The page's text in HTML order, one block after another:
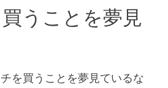
うことを夢見
を買うことを夢見ているな